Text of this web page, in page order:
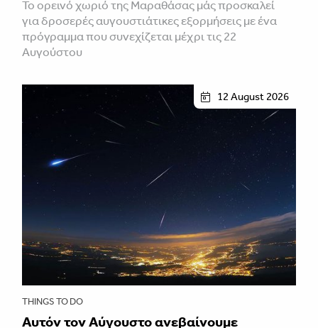
Το ορεινό χωριό της Μαραθάσας μάς προσκαλεί
για δροσερές αυγουστιάτικες εξορμήσεις με ένα
πρόγραμμα που συνεχίζεται μέχρι τις 22
Αυγούστου
12 August 2026
THINGS TO DO
Αυτόν τον Αύγουστο ανεβαίνουμε